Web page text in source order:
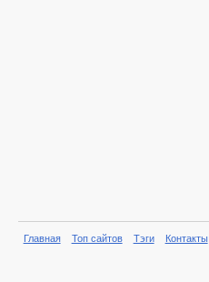
Главная Топ сайтов Тэги Контакты